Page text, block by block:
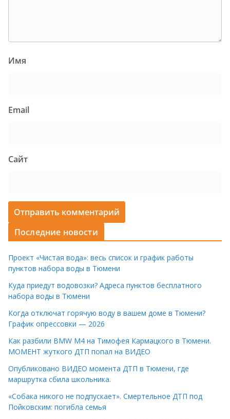
Имя
Email
Сайт
Последние новости
Проект «Чистая вода»: весь список и график работы
пунктов набора воды в Тюмени
Куда приедут водовозки? Адреса пунктов бесплатного
набора воды в Тюмени
Когда отключат горячую воду в вашем доме в Тюмени?
График опрессовки — 2026
Как разбили BMW M4 на Тимофея Кармацкого в Тюмени.
МОМЕНТ жуткого ДТП попал на ВИДЕО
Опубликовано ВИДЕО момента ДТП в Тюмени, где
маршрутка сбила школьника.
«Собака никого не подпускает». Смертельное ДТП под
Пойковским: погибла семья